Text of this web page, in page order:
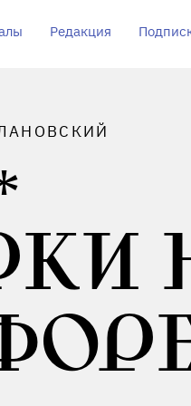
Редакция